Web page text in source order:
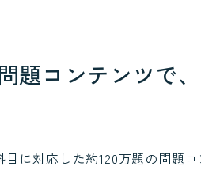
題コンテンツで
に対応した約120万題の問題